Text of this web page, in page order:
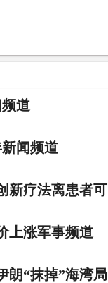
道
闻频道
新疗法离患者可
上涨军事频道
朗“抹掉”海湾局